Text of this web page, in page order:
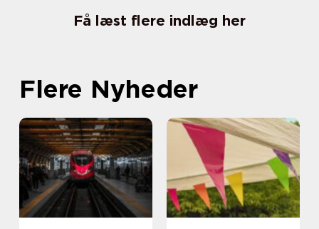
Få læst flere indlæg her
Flere Nyheder